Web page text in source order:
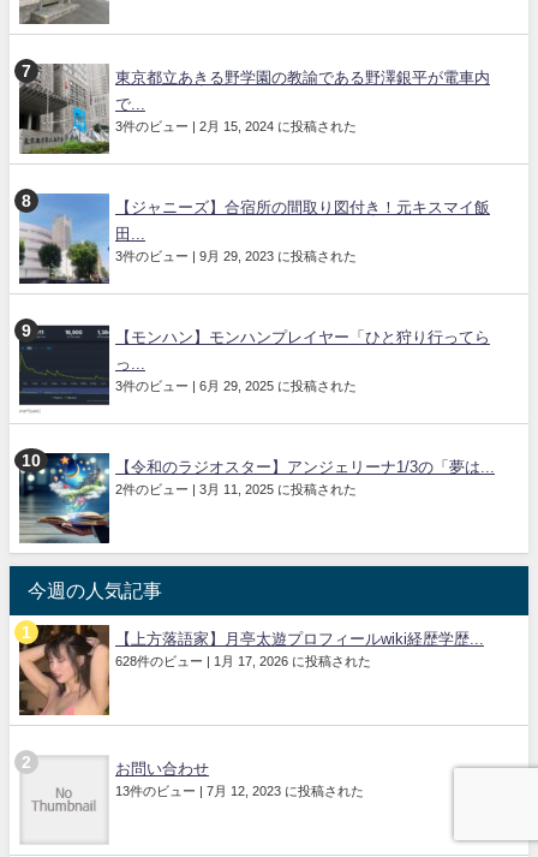
東京都立あきる野学園の教諭である野澤銀平が電車内
で...
3件のビュー | 2月 15, 2024 に投稿された
【ジャニーズ】合宿所の間取り図付き！元キスマイ飯
田...
3件のビュー | 9月 29, 2023 に投稿された
【モンハン】モンハンプレイヤー「ひと狩り行ってら
っ...
3件のビュー | 6月 29, 2025 に投稿された
【令和のラジオスター】アンジェリーナ1/3の「夢は...
2件のビュー | 3月 11, 2025 に投稿された
今週の人気記事
【上方落語家】月亭太遊プロフィールwiki経歴学歴...
628件のビュー | 1月 17, 2026 に投稿された
お問い合わせ
13件のビュー | 7月 12, 2023 に投稿された